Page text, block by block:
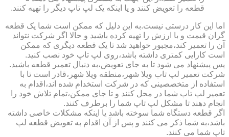
قطعه را تعویض کنند و یا اینکه یک لپ تاپ دیگر را تهیه کنند.
اما این کار درستی نیست.به این دلیل که ممکن است شما یک قطعه
گران قیمت و با ارزش را تهیه کرده باشید و حالا اگر شرکت نتواند
آن را تعمیر کند،مجبور خواهید شد تا یک قطعه دیگری که ممکن
است کارایی کمتری داشته باشد،روی لپ تاپ خود نصب کنید.
پس پیشنهاد می شود تا به جای تعویض،به دنبال تعمیر قطعه باشید.
شرکت تعمیر لپ تاب ویلا شهر،منطقه ویلا شهر،قادر است تا با
استفاده از متخصصینی که در شرکت استخدام شده اند،اقدام به
تعمیر لپ تاپ شما در محل کنند و تا جای ممکن،تمام تلاش خود را
انجام دهند تا مشکل لپ تاپ شما را برطرف کنند.
اگر قطعه دستگاه شما سوخته باشد یا اینکه مشکلات خاصی داشته
باشد،به شما ذکر می کنند و پس از آن اقدام به تعویض قطعه لپ
تاپ شما می کنند.